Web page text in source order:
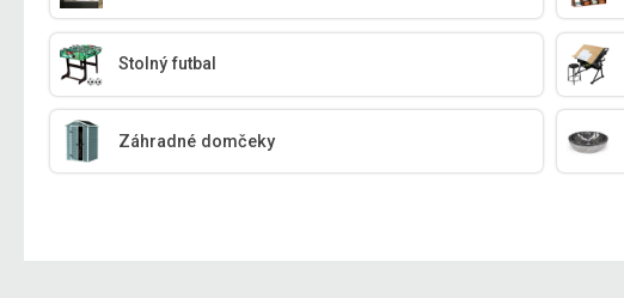
Stolný futbal
Záhradné domčeky